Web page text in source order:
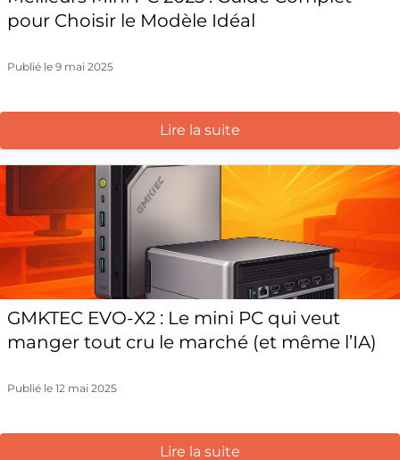
pour Choisir le Modèle Idéal
Publié le 9 mai 2025
Lire la suite
GMKTEC EVO-X2 : Le mini PC qui veut
manger tout cru le marché (et même l’IA)
Publié le 12 mai 2025
Lire la suite